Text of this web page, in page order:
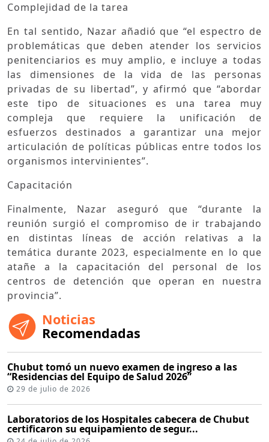
Complejidad de la tarea
En tal sentido, Nazar añadió que “el espectro de
problemáticas que deben atender los servicios
penitenciarios es muy amplio, e incluye a todas
las dimensiones de la vida de las personas
privadas de su libertad”, y afirmó que “abordar
este tipo de situaciones es una tarea muy
compleja que requiere la unificación de
esfuerzos destinados a garantizar una mejor
articulación de políticas públicas entre todos los
organismos intervinientes”.
Capacitación
Finalmente, Nazar aseguró que “durante la
reunión surgió el compromiso de ir trabajando
en distintas líneas de acción relativas a la
temática durante 2023, especialmente en lo que
atañe a la capacitación del personal de los
centros de detención que operan en nuestra
provincia”.
Noticias
Recomendadas
Chubut tomó un nuevo examen de ingreso a las
“Residencias del Equipo de Salud 2026”
29 de julio de 2026
Laboratorios de los Hospitales cabecera de Chubut
certificaron su equipamiento de segur...